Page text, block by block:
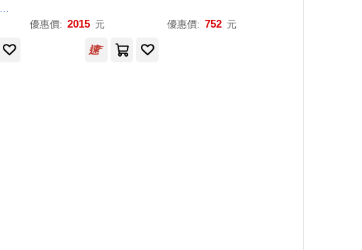
優惠價: 2015 元 優惠價: 752 元